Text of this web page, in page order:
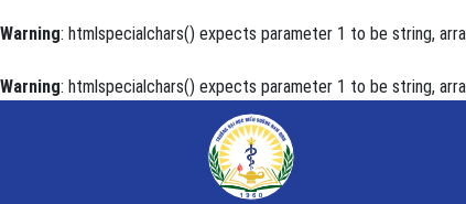
Warning: htmlspecialchars() expects parameter 1 to be string,
Warning: htmlspecialchars() expects parameter 1 to be string,
Kiến thức và thực hành phòng chống tai nạn